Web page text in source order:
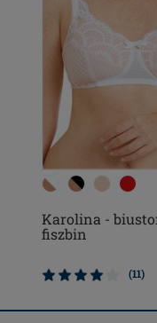
Karolina -
fiszbin
(11)